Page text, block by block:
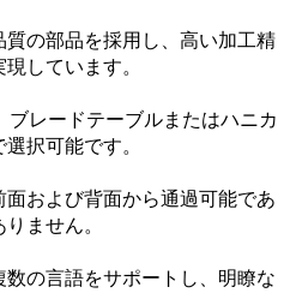
の部品を採用し、高い加工精
しています。
レードテーブルまたはハニカ
択可能です。
および背面から通過可能であ
ません。
の言語をサポートし、明瞭な